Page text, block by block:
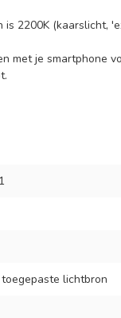
is 2200K (kaarslicht,
met je smartphone
lichtbron